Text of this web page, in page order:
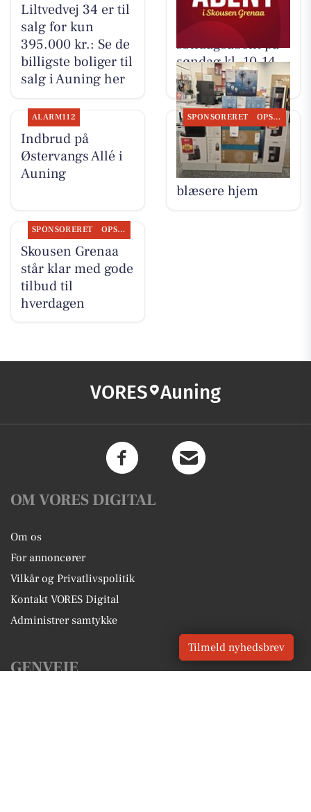
Liltvedvej 34 er til
salg for kun
395.000 kr.: Se de
billigste boliger til
salg i Auning her
Skousen Grenaa
søndagsåbent på
søndag kl. 10-14
ALARM112
Indbrud på
Østervangs Allé i
Auning
SPONSORERET OPSLAGSTAVLEN
Skousen Grenaa
har fået 2
modeller mere af
blæsere hjem
SPONSORERET OPSLAGSTAVLEN
Skousen Grenaa
står klar med gode
tilbud til
hverdagen
VORES Auning
OM VORES DIGITAL
Om os
For annoncører
Vilkår og Privatlivspolitik
Kontakt VORES Digital
Administrer samtykke
GENVEJE
Tilmeld nyhedsbrev